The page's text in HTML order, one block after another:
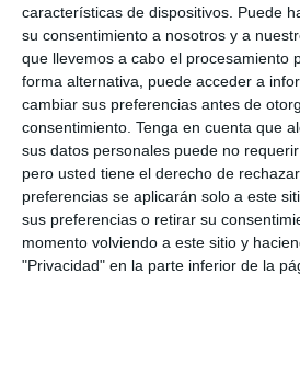
características de dispositivos. Puede
su consentimiento a nosotros y a
que llevemos a cabo el procesamiento
forma alternativa, puede acceder a
cambiar sus preferencias antes de
consentimiento. Tenga en cuenta que
sus datos personales puede no
pero usted tiene el derecho de
preferencias se aplicarán solo a este
sus preferencias o retirar su
momento volviendo a este sitio y
"Privacidad" en la parte inferior de la
Este recurso puede utilizarse
en el aula, material de
Moderna, actividad de repaso
para proyectos deGeografía
ESO. Gracias a su formato
esquemático, resulta
trabajar los cambios culturales
Renacimiento, comprender la
Humanismo y reforzar el
las etapas más influyentes de